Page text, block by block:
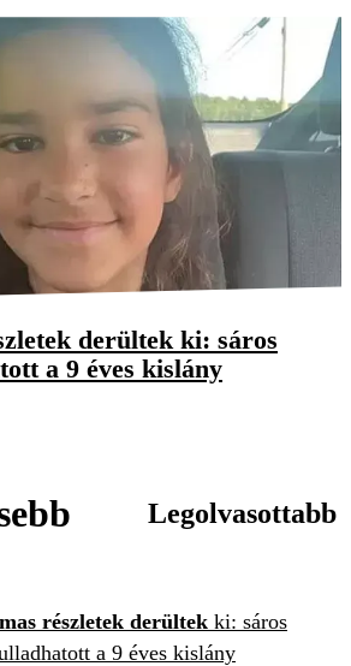
derültek ki: sáros
a 9 éves kislány
Legolvasottabb
részletek derültek ki: sáros
a 9 éves kislány